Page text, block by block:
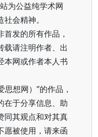
为公益纯学术网
会精神。
发的所有作品，
载请注明作者、出
本网或作者本人书
思想网）”的作品，
在于分享信息、助
同其观点和对其真
愿被使用，请来函